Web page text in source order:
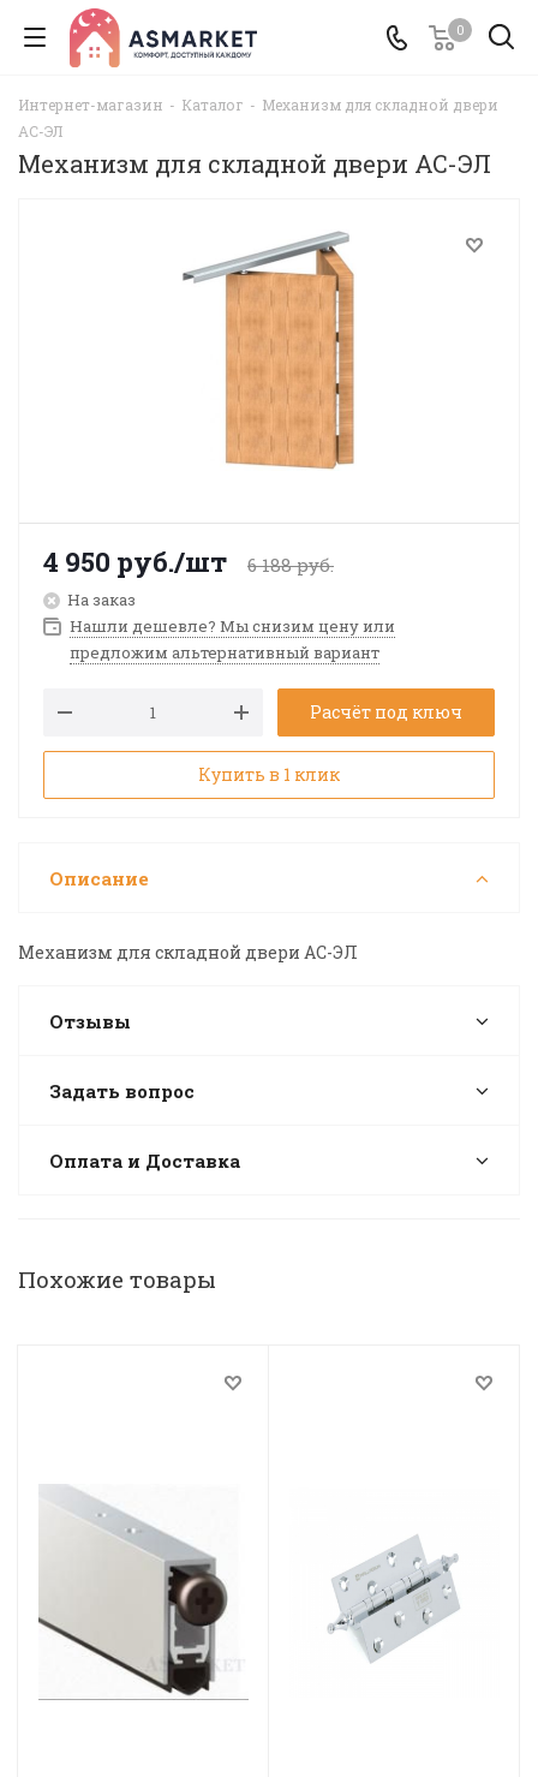
0
Интернет-магазин - Каталог - Механизм для складной двери
АС-ЭЛ
Механизм для складной двери АС-ЭЛ
4 950 руб./шт 6 188руб.
На заказ
Нашли дешевле? Мы снизим цену или
предложим альтернативный вариант
Расчёт под ключ
Купить в 1 клик
Описание
Механизм для складной двери АС-ЭЛ
Отзывы
Задать вопрос
Оплата и Доставка
Похожие товары